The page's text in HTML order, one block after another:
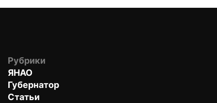
Рубрики
ЯНАО
Губернатор
Статьи